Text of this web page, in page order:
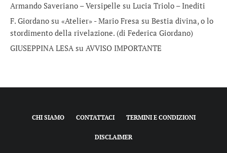
Armando Saveriano – Versipelle su Lucia Triolo – Inediti
F. Giordano su «Atelier» - Mario Fresa su Bestia divina, o lo
stordimento della rivelazione. (di Federica Giordano)
GIUSEPPINA LESAsu AVVISO IMPORTANTE
CHI SIAMO CONTATTACI TERMINI E CONDIZIONI
DISCLAIMER